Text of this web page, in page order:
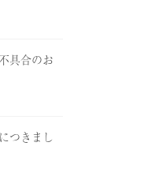
具合のお
つきまし